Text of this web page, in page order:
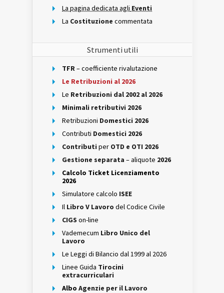
La pagina dedicata agli Eventi
La Costituzione commentata
Strumenti utili
TFR– coefficiente rivalutazione
Le Retribuzioni al 2026
Le Retribuzioni dal 2002 al 2026
Minimali retributivi 2026
Retribuzioni Domestici 2026
Contributi Domestici 2026
Contributi per OTD e OTI 2026
Gestione separata – aliquote 2026
Calcolo Ticket Licenziamento
2026
Simulatore calcolo ISEE
Il Libro V Lavoro del Codice Civile
CIGS on-line
Vademecum Libro Unico del
Lavoro
Le Leggi di Bilancio dal 1999 al 2026
Linee Guida Tirocini
extracurriculari
Albo Agenzie per il Lavoro